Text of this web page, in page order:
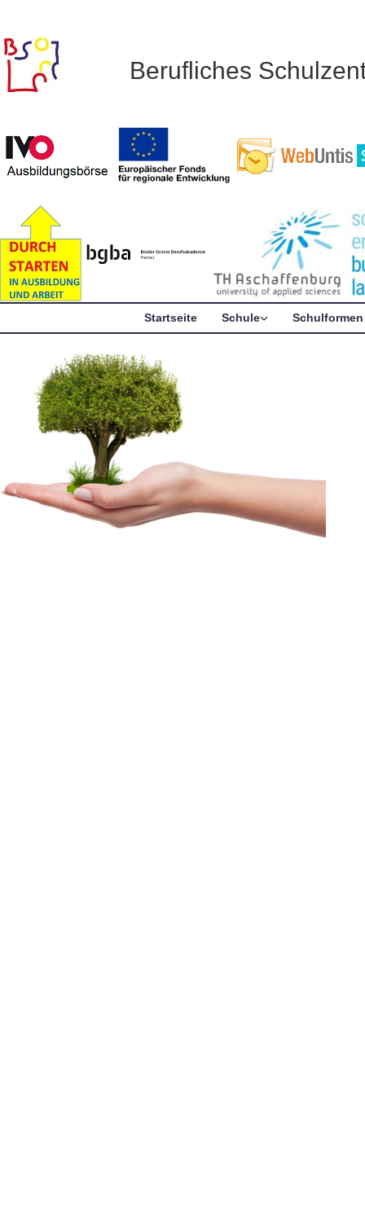
Berufliches
Startseite Schule Schulformen